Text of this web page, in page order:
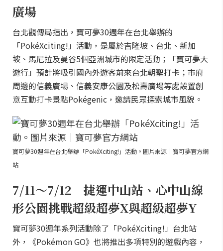
廣場
台北觀傳局指出，寶可夢30週年在台北舉辦的
「PokéXciting!」活動，是屬於吉隆坡、台北、新加
坡、馬尼拉及曼谷5個亞洲城市的限定活動；「寶可夢大
遊行」預計將吸引國內外遊客前來台北朝聖打卡；市府
周邊的信義廣場、信義安康公園及松壽廣場等處設置創
意互動打卡景點Pokégenic，邀請民眾探索城市風貌。
寶可夢30週年在台北舉辦「PokéXciting!」活動。圖片來源｜寶可夢官方網
站
7/11～7/12 捷運中山站、心中山線
形公園挑戰超級超夢X與超級超夢Y
寶可夢30週年系列活動除了「PokéXciting!」台北站
外，《Pokémon GO》也將推出多項特別的遊戲內容，